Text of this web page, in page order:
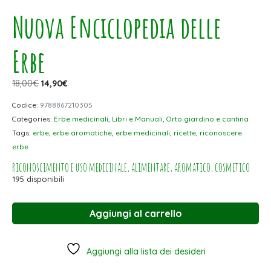
Nuova Enciclopedia delle
Erbe
18,00€ 14,90€
Codice: 9788867210305
Categories: Erbe medicinali Libri e Manuali Orto giardino e cantina
Tags: erbe erbe aromatiche erbe medicinali ricette riconoscere
erbe
riconoscimento e uso medicinale, alimentare, aromatico, cosmetico
195 disponibili
Aggiungi al carrello
Aggiungi alla lista dei desideri